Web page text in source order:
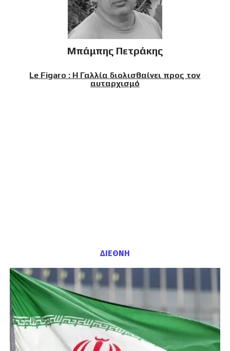
Μπάμπης Πετράκης
Le Figaro : Η Γαλλία διολισθαίνει προς τον
αυταρχισμό
ΔΙΕΘΝΗ